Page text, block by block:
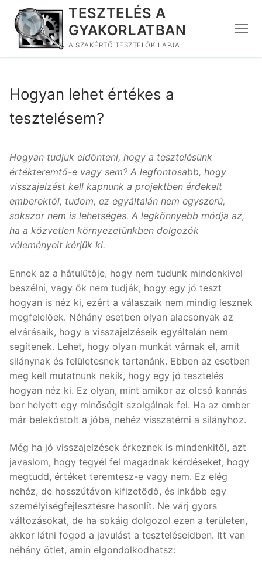
Ugrás
tartalomra
TESZTELÉS A
GYAKORLATBAN
A SZAKÉRTŐ TESZTELŐK LAPJA
Hogyan lehet értékes a
tesztelésem?
Hogyan tudjuk eldönteni, hogy a tesztelésünk
értékteremtő-e vagy sem? A legfontosabb, hogy
visszajelzést kell kapnunk a projektben érdekelt
emberektől, tudom, ez egyáltalán nem egyszerű,
sokszor nem is lehetséges. A legkönnyebb módja az,
ha a közvetlen környezetünkben dolgozók
véleményeit kérjük ki.
Ennek az a hátulütője, hogy nem tudunk mindenkivel
beszélni, vagy ők nem tudják, hogy egy jó teszt
hogyan is néz ki, ezért a válaszaik nem mindig lesznek
megfelelőek. Néhány esetben olyan alacsonyak az
elvárásaik, hogy a visszajelzéseik egyáltalán nem
segítenek. Lehet, hogy olyan munkát várnak el, amit
silánynak és felületesnek tartanánk. Ebben az esetben
meg kell mutatnunk nekik, hogy egy jó tesztelés
hogyan néz ki. Ez olyan, mint amikor az olcsó kannás
bor helyett egy minőségit szolgálnak fel. Ha az ember
már belekóstolt a jóba, nehéz visszatérni a silányhoz.
Még ha jó visszajelzések érkeznek is mindenkitől, azt
javaslom, hogy tegyél fel magadnak kérdéseket, hogy
megtudd, értéket teremtesz-e vagy nem. Ez elég
nehéz, de hosszútávon kifizetődő, és inkább egy
személyiségfejlesztésre hasonlít. Ne várj gyors
változásokat, de ha sokáig dolgozol ezen a területen,
akkor látni fogod a javulást a teszteléseidben. Itt van
néhány ötlet, amin elgondolkodhatsz: